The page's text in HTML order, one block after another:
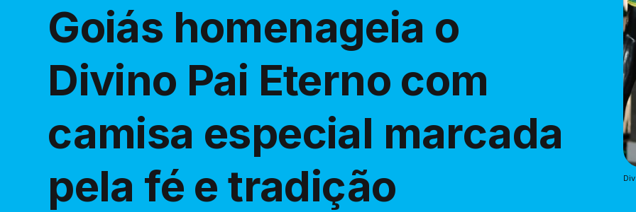
Goiás homenageia o
Divino Pai Eterno com
camisa especial marcada
pela fé e tradição